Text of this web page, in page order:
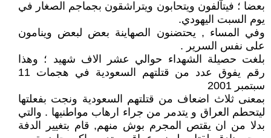
بعضا ؛ فيتآلفون ويتحابون ويتراشقون بجماجم الصغار في
يوم السبت اليهودي.
وفي المساء , يحتضنون الصهاينة بعض لبعض وينامون
على نفس السرير .
بلغت حصيلة الشهداء حوالي عشر الاف شهيد ؛ وهذا
رقم يفوق عدد من قتلتهم السعودية في هجمات 11
سبتمبر 2001
بمعنى ثلاث اضعاف من قتلتهم السعودية ونجت بفعلتها
ليتحطم العراق و يتدمر من جراء ارهاب مواطنيها . والتي
بدلا من ان يقتص المجرم بوش منهم, قام بتغيير الدفة